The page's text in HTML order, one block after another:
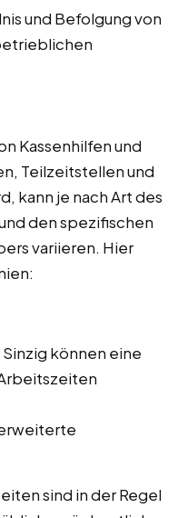
und Befolgung von
Kassenhilfen und
Teilzeitstellen und
kann je nach Art des
den spezifischen
variieren. Hier
können eine
sind in der Regel